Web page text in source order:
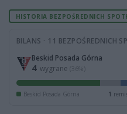
HISTORIA BEZPOŚREDNICH
BILANS · 11 BEZPOŚREDNICH
Beskid Posada Górna
4 wygrane (36%)
Beskid Posada Górna 1